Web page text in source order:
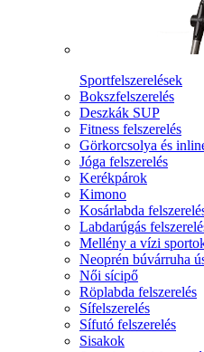
Sportfelszerelések
Bokszfelszerelés
Deszkák SUP
Fitness felszerelés
Görkorcsolya és
Jóga felszerelés
Kerékpárok
Kimono
Kosárlabda
Labdarúgás
Mellény a vízi
Neoprén búvárruha
Női sícipő
Röplabda felszerelés
Sífelszerelés
Sífutó felszerelés
Sisakok